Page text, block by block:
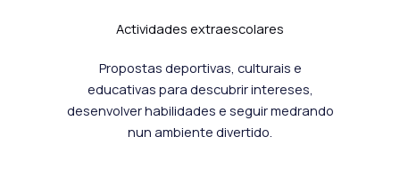
Actividades extraescolares
Propostas deportivas, culturais e
educativas para descubrir intereses,
desenvolver habilidades e seguir medrando
nun ambiente divertido.